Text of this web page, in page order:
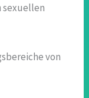
sexuellen
von